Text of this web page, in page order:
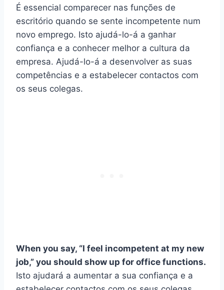
É essencial comparecer nas funções de
escritório quando se sente incompetente num
novo emprego. Isto ajudá-lo-á a ganhar
confiança e a conhecer melhor a cultura da
empresa. Ajudá-lo-á a desenvolver as suas
competências e a estabelecer contactos com
os seus colegas.
When you say, “I feel incompetent at my new
job,” you should show up for office functions.
Isto ajudará a aumentar a sua confiança e a